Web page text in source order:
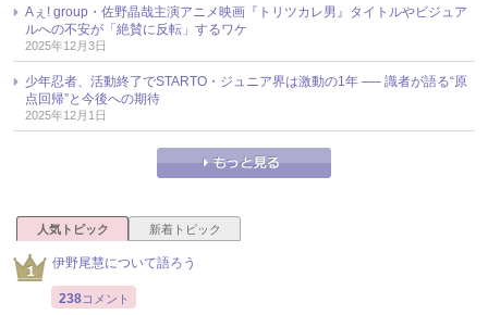
Aぇ! group・佐野晶哉主演アニメ映画『トリツカレ男』タイトルやビジュア
ルへの不安が「絶賛に反転」するワケ
2025年12月3日
少年忍者、活動終了でSTARTO・ジュニア界は激動の1年 ── 識者が語る“原
点回帰”と今後への期待
2025年12月1日
人気トピック 新着トピック
伊野尾慧について語ろう
238コメント